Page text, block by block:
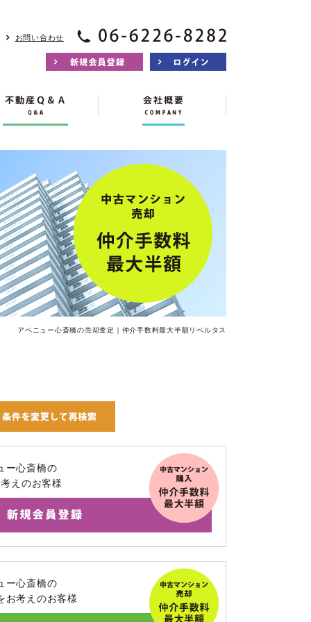
お問い合わせ
アベニュー心斎橋の売却査定｜仲介手数料最大半額リベルタス
ー心斎橋の
えのお客様
ー心斎橋の
お考えのお客様